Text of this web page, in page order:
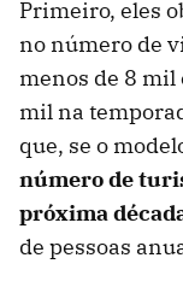
Primeiro, eles
no número de
menos de 8
mil na
que, se o
número de
próxima
de pessoas